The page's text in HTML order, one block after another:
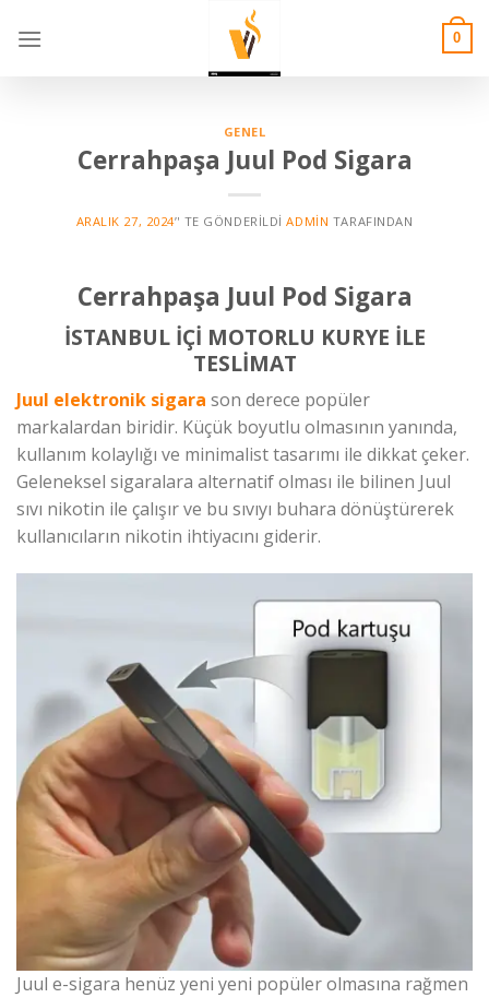
0
GENEL
Cerrahpaşa Juul Pod Sigara
ARALIK 27, 2024’' TE GÖNDERILDI ADMIN TARAFINDAN
Cerrahpaşa Juul Pod Sigara
İSTANBUL İÇİ MOTORLU KURYE İLE
TESLİMAT
Juul elektronik sigara son derece popüler
markalardan biridir. Küçük boyutlu olmasının yanında,
kullanım kolaylığı ve minimalist tasarımı ile dikkat çeker.
Geleneksel sigaralara alternatif olması ile bilinen Juul
sıvı nikotin ile çalışır ve bu sıvıyı buhara dönüştürerek
kullanıcıların nikotin ihtiyacını giderir.
Juul e-sigara henüz yeni yeni popüler olmasına rağmen